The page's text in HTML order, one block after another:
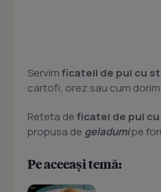
Servimficateii de pui cu
cartofi, orez sau cum dorim.
Reteta deficatei de pui
propusa de geladumipe
Pe aceeași temă: